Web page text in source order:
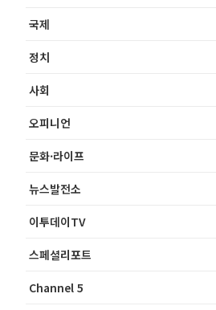
국제
정치
사회
오피니언
문화·라이프
뉴스발전소
이투데이TV
스페셜리포트
Channel 5